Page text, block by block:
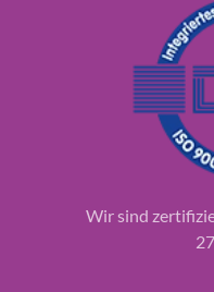
Wir sind